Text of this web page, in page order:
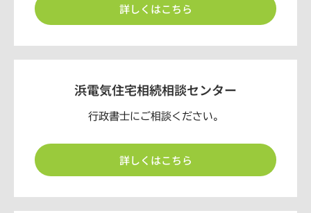
詳しくはこちら
浜電気住宅相続相談センター
行政書士にご相談ください。
詳しくはこちら